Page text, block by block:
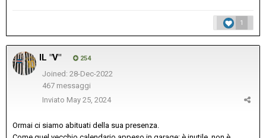
1
IL "V" 254
Joined: 28-Dec-2022
467 messaggi
Inviato May 25, 2024
Ormai ci siamo abituati della sua presenza.